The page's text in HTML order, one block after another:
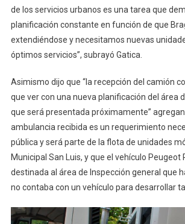
de los servicios urbanos es una tarea que
planificación constante en función de que
extendiéndose y necesitamos nuevas
óptimos servicios”, subrayó Gatica.
Asimismo dijo que “la recepción del camión
que ver con una nueva planificación del área
que será presentada próximamente”
ambulancia recibida es un requerimiento
pública y será parte de la flota de unidades
Municipal San Luis, y que el vehículo Peugeot
destinada al área de Inspección general que
no contaba con un vehículo para desarrollar